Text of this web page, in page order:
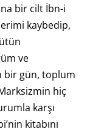
bir cilt İbn-i
kaybedip,
ve
bir gün, toplum
hiç
karşı
kitabını